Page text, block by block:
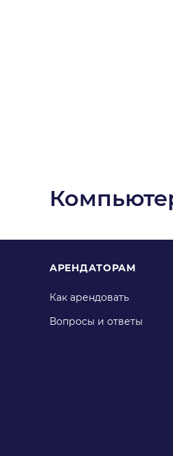
АРЕНДАТОРАМ
Как арендовать
Вопросы и ответы